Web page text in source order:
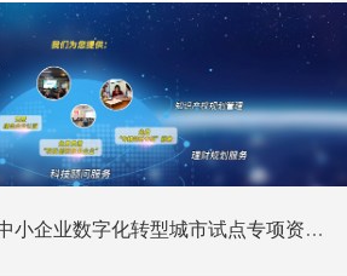
数字化转型城市试点数字化产品(第
型城市试点专项资金（数字化改造项目专题）第六批项目入库安排计划的公示